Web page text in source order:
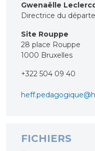
Gwenaëlle
Directrice du
Site Rouppe
28 place Rouppe
1000 Bruxelles
+322 504 09 40
FICHIERS